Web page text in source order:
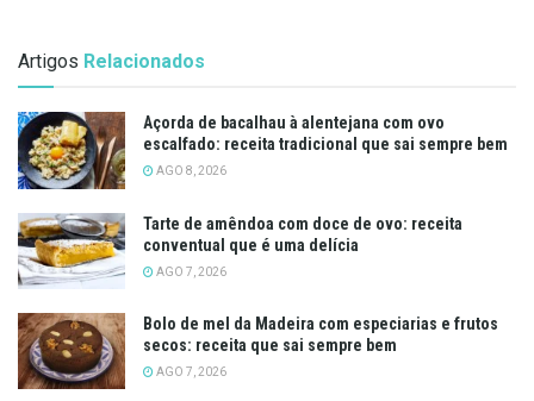
Artigos Relacionados
Açorda de bacalhau à alentejana com ovo
escalfado: receita tradicional que sai sempre bem
AGO 8, 2026
Tarte de amêndoa com doce de ovo: receita
conventual que é uma delícia
AGO 7, 2026
Bolo de mel da Madeira com especiarias e frutos
secos: receita que sai sempre bem
AGO 7, 2026